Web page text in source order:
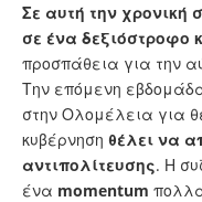
Σε αυτή την χρονική
σε ένα δεξιόστροφο
προσπάθεια για την
Την επόμενη
στην Ολομέλεια για
κυβέρνηση θέλει να
αντιπολίτευσης. Η
ένα momentum